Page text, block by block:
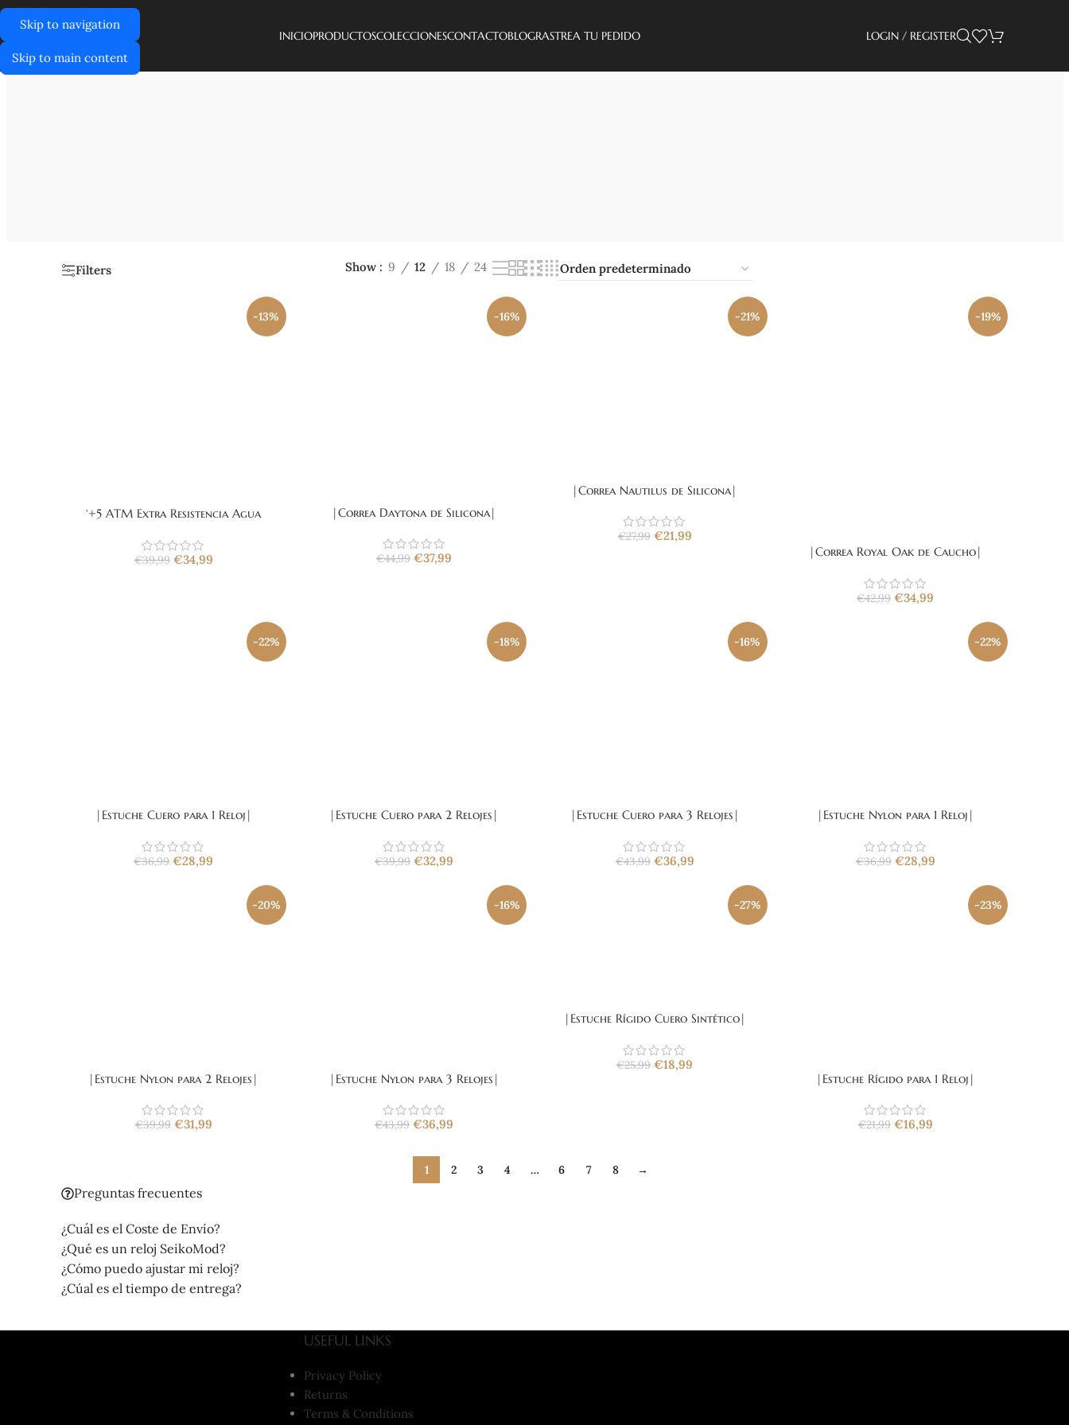
Skip to navigation
Skip to main content
INICIOPRODUCTOSCOLECCIONESCONTACTOBLOGRASTREA TU PEDIDO LOGIN / REGISTER
Inicio/Productos
Filters Show 9 12 18 24
-13%
‘+5 ATM Extra Resistencia Agua
€39,99 €34,99
-16%
|Correa Daytona de Silicona|
€44,99 €37,99
-21%
|Correa Nautilus de Silicona|
€27,99 €21,99
-19%
|Correa Royal Oak de Caucho|
€42,99 €34,99
-22%
|Estuche Cuero para 1 Reloj|
€36,99 €28,99
-18%
|Estuche Cuero para 2 Relojes|
€39,99 €32,99
-16%
|Estuche Cuero para 3 Relojes|
€43,99 €36,99
-22%
|Estuche Nylon para 1 Reloj|
€36,99 €28,99
-20%
|Estuche Nylon para 2 Relojes|
€39,99 €31,99
-16%
|Estuche Nylon para 3 Relojes|
€43,99 €36,99
-27%
|Estuche Rígido Cuero Sintético|
€25,99 €18,99
-23%
|Estuche Rígido para 1 Reloj|
€21,99 €16,99
1 2 3 4 … 6 7 8 →
Preguntas frecuentes
¿Cuál es el Coste de Envío?
¿Qué es un reloj SeikoMod?
¿Cómo puedo ajustar mi reloj?
¿Cúal es el tiempo de entrega?
USEFUL LINKS
Privacy Policy
Returns
Terms & Conditions